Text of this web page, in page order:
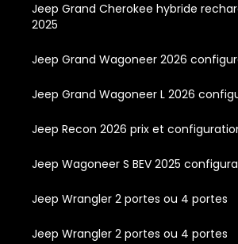
Jeep Grand Cherokee hybride
2025
Jeep Grand Wagoneer 2026
Jeep Grand Wagoneer L 2026
Jeep Recon 2026 prix et
Jeep Wagoneer S BEV 2025
Jeep Wrangler 2 portes ou 4 portes
Jeep Wrangler 2 portes ou 4 portes